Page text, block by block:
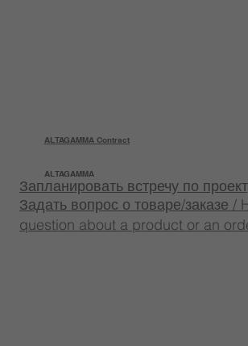
ALTAGAMMA
Задать вопрос о товаре/заказе /
question about a product or an
ALTAGAMMA Contract
Запланировать встречу по